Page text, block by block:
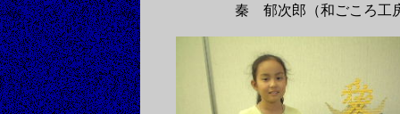
秦 郁次郎（和ごころ工